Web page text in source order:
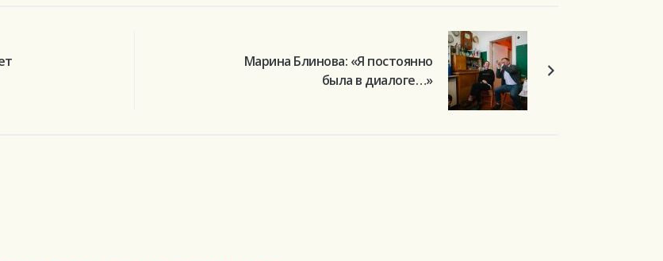
Марина Блинова: «Я постоянно
была в диалоге…»